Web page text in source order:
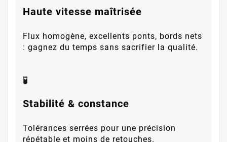
Haute vitesse maîtrisée
Flux homogène, excellents ponts, bords nets
: gagnez du temps sans sacrifier la qualité.
🧪
Stabilité & constance
Tolérances serrées pour une précision
répétable et moins de retouches.